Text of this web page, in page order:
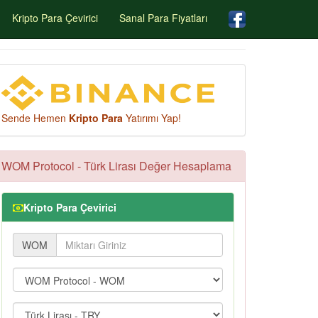
Kripto Para Çevirici Sanal Para Fiyatları
Sende Hemen Kripto Para Yatırımı Yap!
WOM Protocol - Türk Lirası Değer Hesaplama
Kripto Para Çevirici
WOM